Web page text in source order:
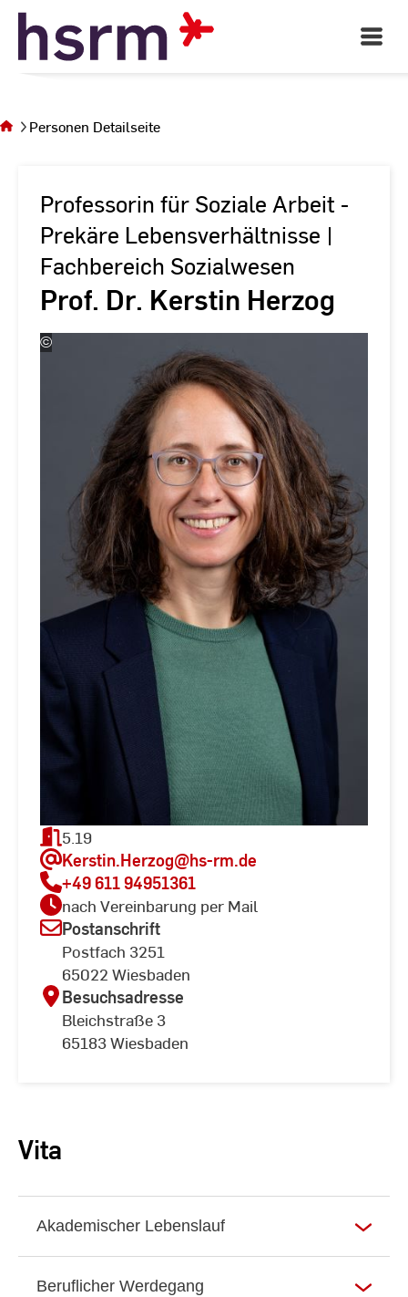
Skip
Content
Open
Main
sich auf
der SeitePersonen Detailseite
Professorin für Soziale Arbeit -
Prekäre Lebensverhältnisse |
Fachbereich Sozialwesen
Prof. Dr. Kerstin Herzog
©
Andreas
5.19
Kerstin.Herzog@hs-rm.de
+49 611 94951361
nach Vereinbarung per Mail
Postanschrift
Postfach 3251
65022 Wiesbaden
Besuchsadresse
Bleichstraße 3
65183 Wiesbaden
Vita
Akademischer Lebenslauf
Beruflicher Werdegang